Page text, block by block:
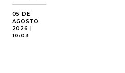
05 DE
AGOSTO
2026 |
10:03